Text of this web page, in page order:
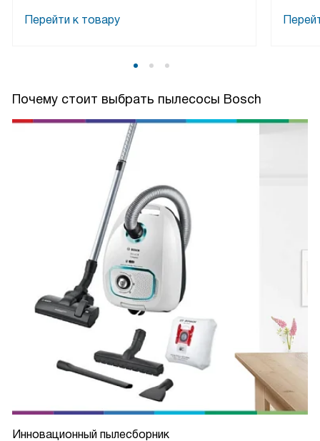
Перейти к товару
Почему стоит выбрать пылесосы Bosch
Инновационный пылесборник